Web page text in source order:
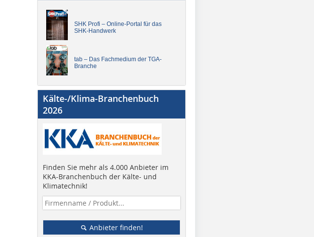
SHK Profi – Online-Portal für das
SHK-Handwerk
tab – Das Fachmedium der TGA-
Branche
Kälte-/Klima-Branchenbuch
2026
Finden Sie mehr als 4.000 Anbieter im
KKA-Branchenbuch der Kälte- und
Klimatechnik!
Anbieter finden!